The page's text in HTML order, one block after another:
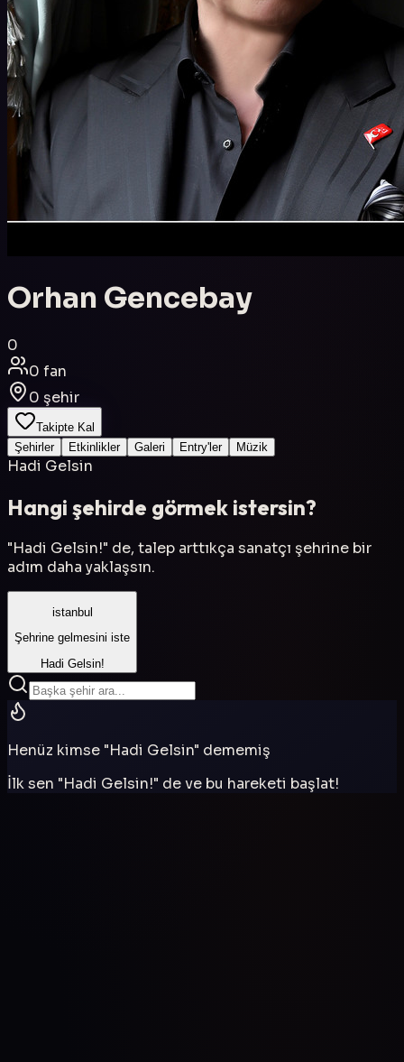
Orhan Gencebay
0
0 fan
0 şehir
Takipte Kal
Şehirler
Etkinlikler Galeri Entry'ler Müzik
Hadi Gelsin
Hangi şehirde görmek istersin?
"Hadi Gelsin!" de, talep arttıkça sanatçı şehrine bir
adım daha yaklaşsın.
istanbul
Şehrine gelmesini iste
Hadi Gelsin!
Henüz kimse "Hadi Gelsin" dememiş
İlk sen "Hadi Gelsin!" de ve bu hareketi başlat!